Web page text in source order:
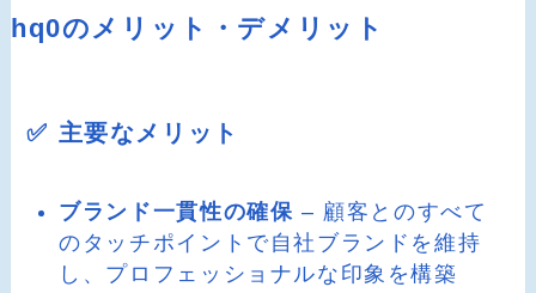
hq0のメリット・デメリット
✅ 主要なメリット
ブランド一貫性の確保 – 顧客とのすべて
のタッチポイントで自社ブランドを維持
し、プロフェッショナルな印象を構築